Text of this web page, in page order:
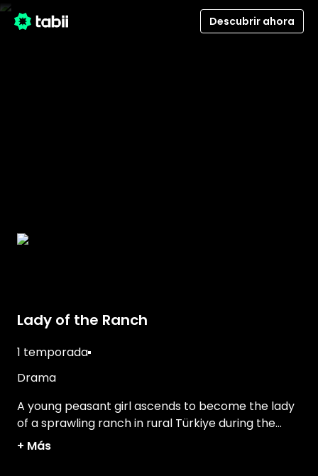
Descubrir ahora
Lady of the Ranch
1 temporada
Drama
A young peasant girl ascends to become the lady
of a sprawling ranch in rural Türkiye during the
early years of the Republic's founding.
+ Más